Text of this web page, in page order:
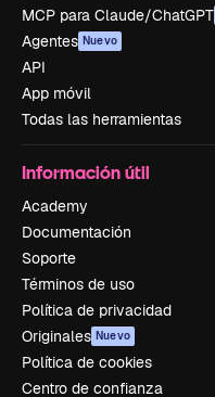
MCP para Claude/ChatGPT
Agentes Nuevo
API
App móvil
Todas las herramientas
Información útil
Academy
Documentación
Soporte
Términos de uso
Política de privacidad
Originales Nuevo
Política de cookies
Centro de confianza